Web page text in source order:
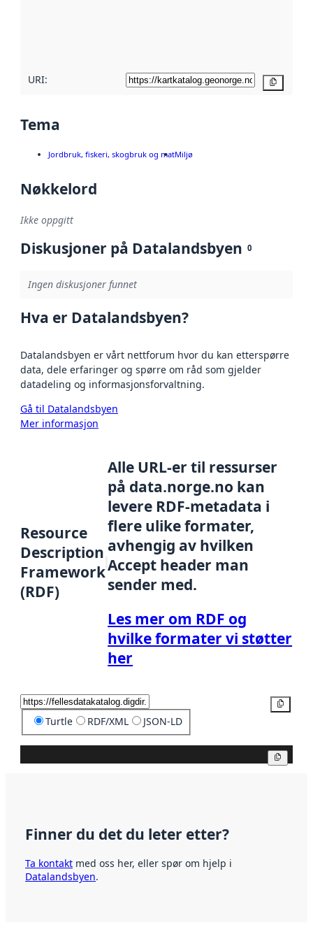
URI:
Tema
Jordbruk, fiskeri, skogbruk og matMiljø
Nøkkelord
Ikke oppgitt
Diskusjoner på Datalandsbyen 0
Ingen diskusjoner funnet
Hva er Datalandsbyen?
Datalandsbyen er vårt nettforum hvor du kan etterspørre
data, dele erfaringer og spørre om råd som gjelder
datadeling og informasjonsforvaltning.
Gå til Datalandsbyen
Mer informasjon
Resource
Description
Framework
(RDF)
Alle URL-er til ressurser
på data.norge.no kan
levere RDF-metadata i
flere ulike formater,
avhengig av hvilken
Accept header man
sender med.
Les mer om RDF og
hvilke formater vi støtter
her
Turtle RDF/XML JSON-LD
Finner du det du leter etter?
Ta kontakt med oss her, eller spør om hjelp i
Datalandsbyen.